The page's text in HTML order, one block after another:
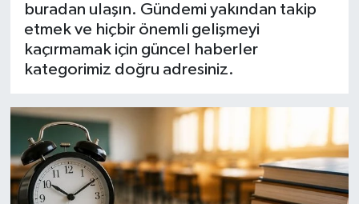
buradan ulaşın. Gündemi yakından takip
etmek ve hiçbir önemli gelişmeyi
kaçırmamak için güncel haberler
kategorimiz doğru adresiniz.